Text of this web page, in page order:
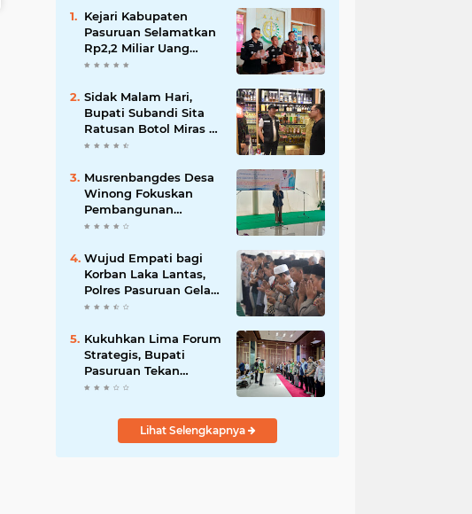
Kejari Kabupaten
Pasuruan Selamatkan
Rp2,2 Miliar Uang
Negara dari Korupsi
Sidak Malam Hari,
Bupati Subandi Sita
Ratusan Botol Miras di
Kawasan Perumahan
Musrenbangdes Desa
Winong Fokuskan
Pembangunan
Berbasis Potensi Lokal,
Meski Dihantam
Efisiensi Anggaran
Wujud Empati bagi
Korban Laka Lantas,
Polres Pasuruan Gelar
Salat Ghaib dan Doa
Kukuhkan Lima Forum
Strategis, Bupati
Pasuruan Tekan
Pentingnya Program
Lihat Selengkapnya